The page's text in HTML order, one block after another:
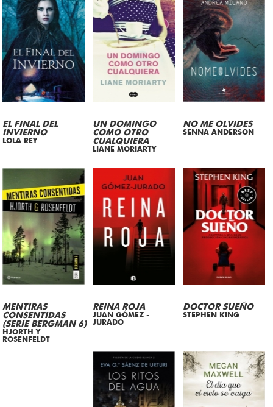
EL FINAL DEL
INVIERNO
LOLA REY
UN DOMINGO
COMO OTRO
CUALQUIERA
LIANE MORIARTY
NO ME OLVIDES
SENNA ANDERSON
MENTIRAS
CONSENTIDAS
(SERIE BERGMAN 6)
HJORTH Y
ROSENFELDT
REINA ROJA
JUAN GÓMEZ -
JURADO
DOCTOR SUEÑO
STEPHEN KING